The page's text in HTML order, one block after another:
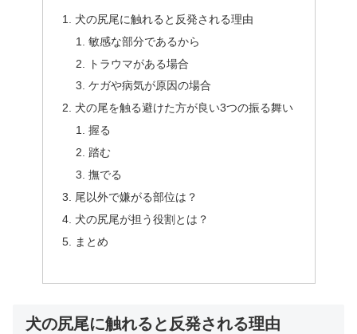
犬の尻尾に触れると反発される理由
敏感な部分であるから
トラウマがある場合
ケガや病気が原因の場合
犬の尾を触る避けた方が良い3つの振る舞い
握る
踏む
撫でる
尾以外で嫌がる部位は？
犬の尻尾が担う役割とは？
まとめ
犬の尻尾に触れると反発される理由